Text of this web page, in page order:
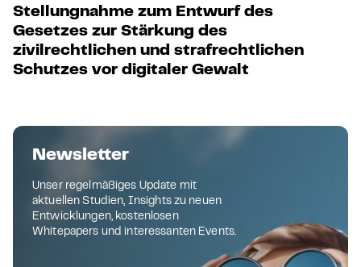
Stellungnahme zum Entwurf des
Gesetzes zur Stärkung des
zivilrechtlichen und strafrechtlichen
Schutzes vor digitaler Gewalt
Newsletter
Unser regelmäßiges Update mit
aktuellen Studien, Insights zu neuen
Entwicklungen, kostenlosen
Whitepapers und interessanten Events.